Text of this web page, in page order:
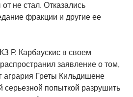
не стал. Отказались
фракции и другие ее
Р. Карбаускис в своем
заявление о том,
агрария Греты Кильдишене
попыткой разрушить